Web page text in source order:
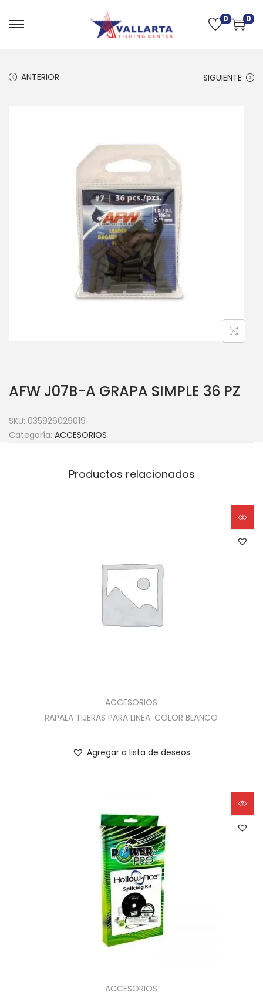
0 0
ANTERIOR SIGUIENTE
AFW J07B-A GRAPA SIMPLE 36 PZ
SKU: 035926029019
Categoría: ACCESORIOS
Productos relacionados
ACCESORIOS
RAPALA TIJERAS PARA LINEA. COLOR BLANCO
Agregar a lista de deseos
ACCESORIOS